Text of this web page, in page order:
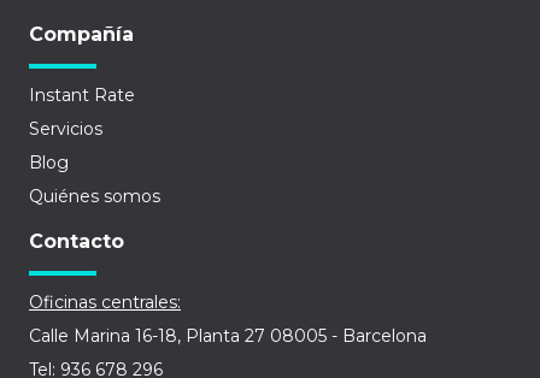
Compañía
Instant Rate
Servicios
Blog
Quiénes somos
Contacto
Oficinas centrales:
Calle Marina 16-18, Planta 27 08005 - Barcelona
Tel: 936 678 296